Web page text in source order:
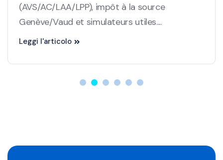
(AVS/AC/LAA/LPP), impôt à la source
Genève/Vaud et simulateurs utiles....
Leggi l'articolo